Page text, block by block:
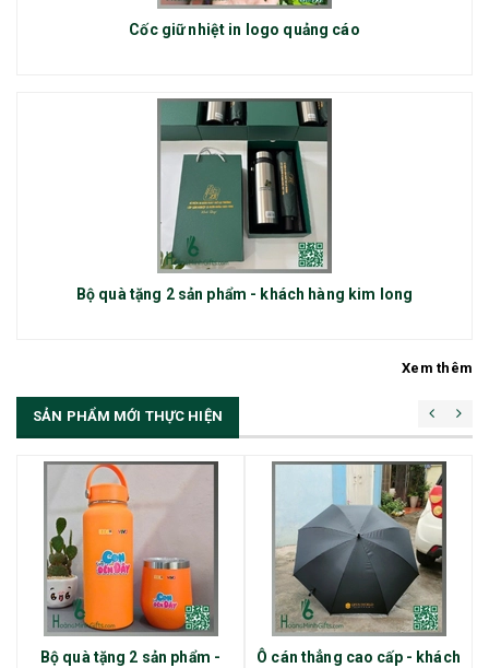
Cốc giữ nhiệt in logo quảng cáo
Bộ quà tặng 2 sản phẩm - khách hàng kim long
Xem thêm
SẢN PHẨM MỚI THỰC HIỆN
Bộ quà tặng 2 sản phẩm -
Ô cán thẳng cao cấp - khách